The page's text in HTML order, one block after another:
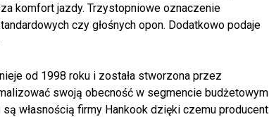
komfort jazdy. Trzystopniowe oznaczenie
czy głośnych opon. Dodatkowo podaje
od 1998 roku i została stworzona przez
swoją obecność w segmencie budżetowym
własnością firmy Hankook dzięki czemu producent